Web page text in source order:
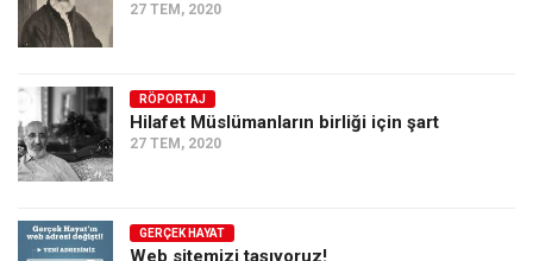
27 TEM, 2020
RÖPORTAJ
Hilafet Müslümanların birliği için şart
27 TEM, 2020
GERÇEK HAYAT
Web sitemizi taşıyoruz!